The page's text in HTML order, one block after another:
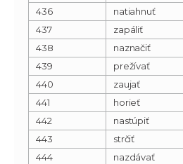
436 natiahnuť
437
zapáliť
438
naznačiť
439
prežívať
440
zaujať
441
horieť
442
nastúpiť
443
strčiť
444
nazdávať